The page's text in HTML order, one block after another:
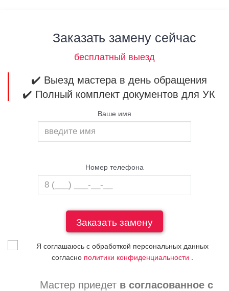
Заказать замену сейчас
бесплатный выезд
✔️ Выезд мастера в день обращения
✔️ Полный комплект документов для УК
Ваше имя
Номер телефона
Я соглашаюсь с обработкой персональных данных
согласно политики конфиденциальности .
Мастер приедет в согласованное с